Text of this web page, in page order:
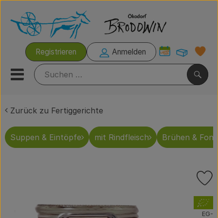
Registrieren Anmelden
Mobiles Menu öffnen oder
Rezeptkisten
Kühltheke
Zurück zu Fertiggerichte
Suppen & Eintöpfe mit Rindfleisch Brühen &
, Verband:
EG-